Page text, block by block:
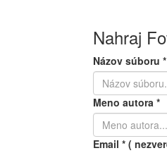
Nahraj
Názov súboru*
Meno autora*
Email* (